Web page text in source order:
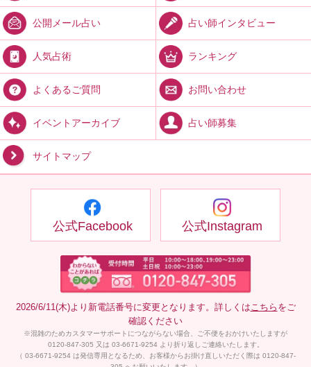
公開メール占い 占い師インタビュー
人気占術 ランキング
よくあるご質問 お問い合わせ
イベントアーカイブ 占い師募集
サイトマップ
公式Facebook 公式Instagram
2026/6/11(木)より新電話番号に変更となります。詳しくは こちら をご
確認ください
※混雑のためカスタマーサポートにつながらない場合、ご不便をおかけいたしますが
0120-847-305 又は 03-6671-9254 より折り返しご連絡いたします。
（ 03-6671-9254 は発信専用となるため、お客様からお掛け直しいただく際は 0120-847-